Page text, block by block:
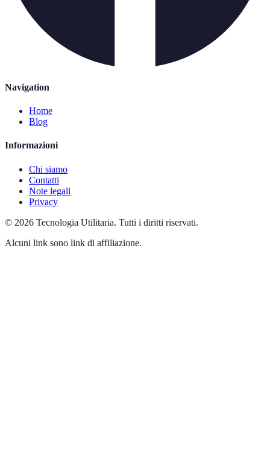
Navigation
Home
Blog
Informazioni
Chi siamo
Contatti
Note legali
Privacy
© 2026 Tecnologia Utilitaria. Tutti i diritti riservati.
Alcuni link sono link di affiliazione.